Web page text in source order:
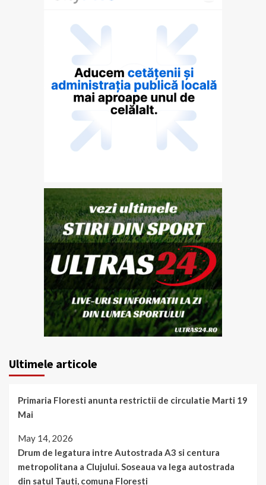
Ultimele articole
Primaria Floresti anunta restrictii de circulatie Marti 19
Mai
May 14, 2026
Drum de legatura intre Autostrada A3 si centura
metropolitana a Clujului. Soseaua va lega autostrada
din satul Tauti, comuna Floresti